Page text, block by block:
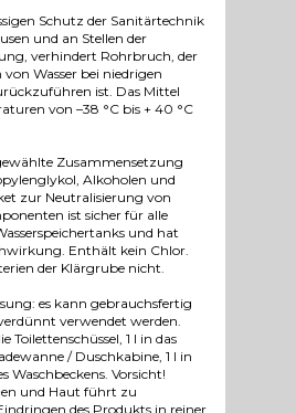
Schutz der Sanitärtechnik
und an Stellen der
verhindert Rohrbruch, der
von Wasser bei niedrigen
ist. Das Mittel
von –38 °C bis + 40 °C
Zusammensetzung
Alkoholen und
zur Neutralisierung von
ist sicher für alle
und hat
Enthält kein Chlor.
der Klärgrube nicht.
es kann gebrauchsfertig
verwendet werden.
Toilettenschüssel, 1 l in das
/ Duschkabine, 1 l in
Waschbeckens. Vorsicht!
und Haut führt zu
des Produkts in reiner